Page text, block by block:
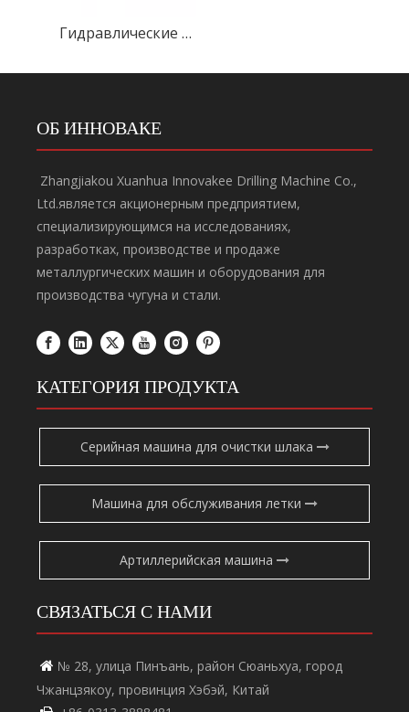
Гидравлические молоты серии GBT
ОБ ИННОВАКЕ
Zhangjiakou Xuanhua Innovakee Drilling Machine Co.,
Ltd.является акционерным предприятием,
специализирующимся на исследованиях,
разработках, производстве и продаже
металлургических машин и оборудования для
производства чугуна и стали.
КАТЕГОРИЯ ПРОДУКТА
Серийная машина для очистки шлака
Машина для обслуживания летки
Артиллерийская машина
СВЯЗАТЬСЯ С НАМИ
 № 28, улица Пинъань, район Сюаньхуа, город
Чжанцзякоу, провинция Хэбэй, Китай